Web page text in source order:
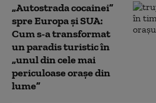
„Autostrada cocainei”
spre Europa și SUA:
Cum s-a transformat
un paradis turistic în
„unul din cele mai
periculoase orașe din
lume”